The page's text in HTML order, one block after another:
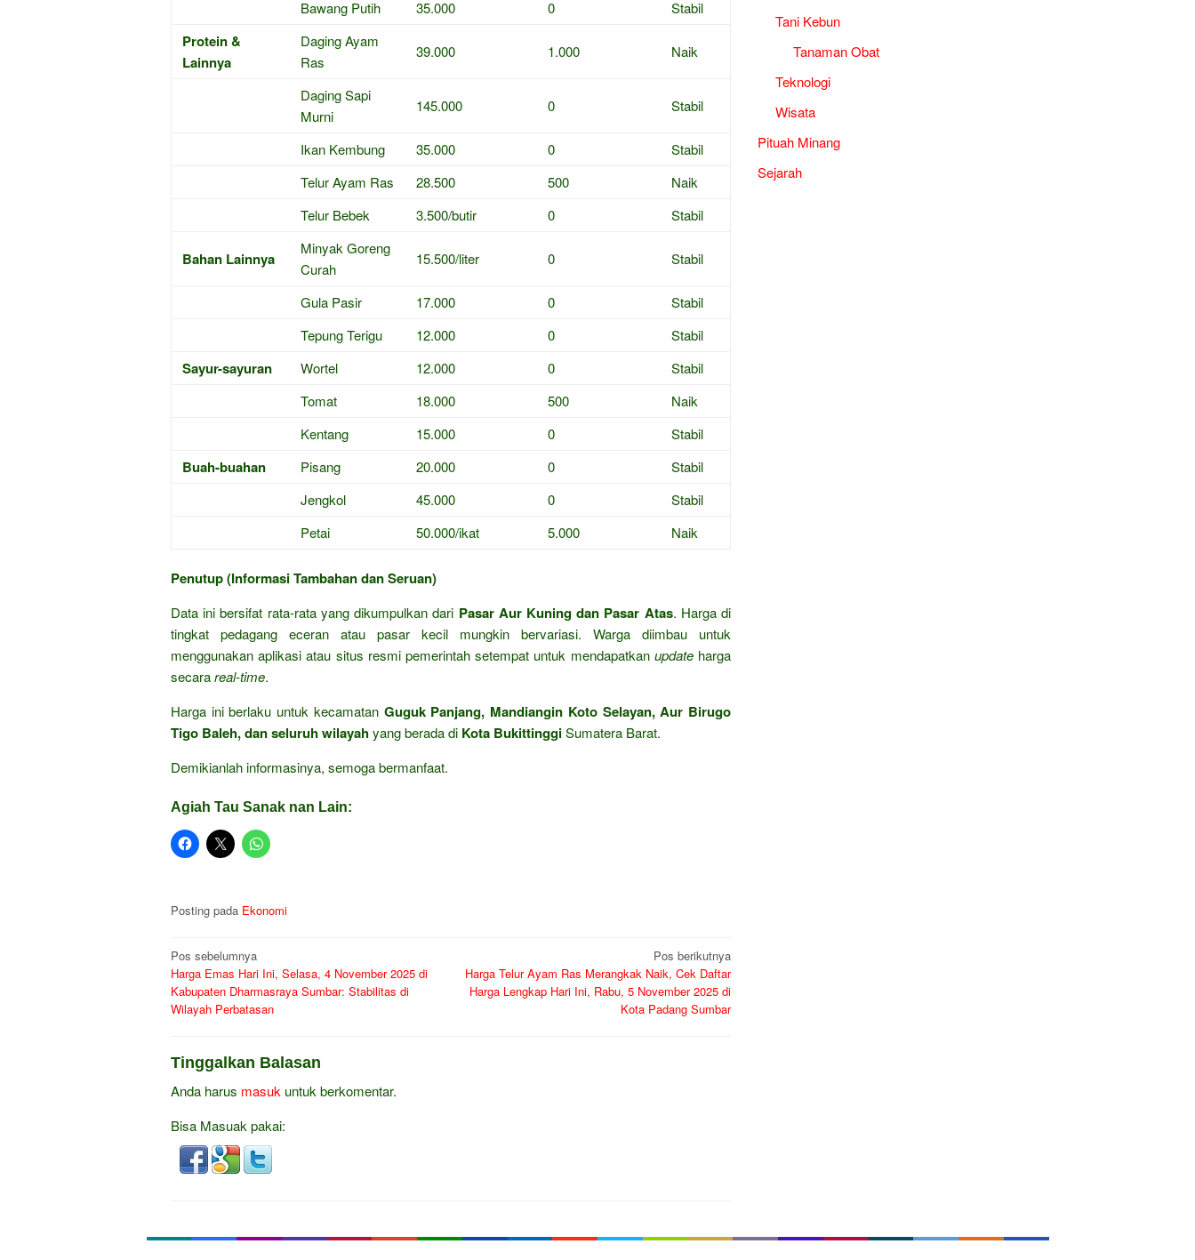
Bawang Putih
35.000 0 Stabil
Protein &
Lainnya
Daging Ayam
Ras
39.000 1.000 Naik
Daging Sapi
Murni
145.000 0 Stabil
Ikan Kembung 35.000 0
Stabil
Telur Ayam Ras
28.500 500
Naik
Telur Bebek
3.500/butir 0 Stabil
Bahan Lainnya
Minyak Goreng
Curah
15.500/liter 0 Stabil
Gula Pasir 17.000 0
Stabil
Tepung Terigu
12.000 0 Stabil
Sayur-sayuran Wortel 12.000 0
Stabil
Tomat
18.000 500
Naik
Kentang
15.000 0 Stabil
Buah-buahan Pisang 20.000 0
Stabil
Jengkol
45.000 0
Stabil
Petai
50.000/ikat 5.000 Naik
Penutup (Informasi Tambahan dan Seruan)
Data ini bersifat rata-rata yang dikumpulkan dari Pasar Aur Kuning dan Pasar Atas. Harga di
tingkat pedagang eceran atau pasar kecil mungkin bervariasi. Warga diimbau untuk
menggunakan aplikasi atau situs resmi pemerintah setempat untuk mendapatkan updateharga
secarareal-time.
Harga ini berlaku untuk kecamatan Guguk Panjang, Mandiangin Koto Selayan, Aur Birugo
Tigo Baleh, dan seluruh wilayahyang berada di Kota BukittinggiSumatera Barat.
Demikianlah informasinya, semoga bermanfaat.
Agiah Tau Sanak nan Lain:
Posting pada Ekonomi
Navigasi
pos
Pos sebelumnya
Harga Emas Hari Ini, Selasa, 4 November 2025 di
Kabupaten Dharmasraya Sumbar: Stabilitas di
Wilayah Perbatasan
Pos berikutnya
Harga Telur Ayam Ras Merangkak Naik, Cek Daftar
Harga Lengkap Hari Ini, Rabu, 5 November 2025 di
Kota Padang Sumbar
Tinggalkan Balasan
Anda harus masuk untuk berkomentar.
Bisa Masuak pakai:
Tani Kebun
Tanaman Obat
Teknologi
Wisata
Pituah Minang
Sejarah